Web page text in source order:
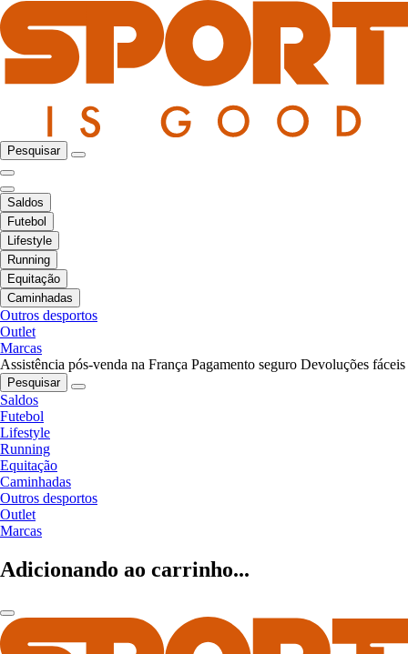
Pesquisar
Saldos
Futebol
Lifestyle
Running
Equitação
Caminhadas
Outros desportos
Outlet
Marcas
Assistência pós-venda na França Pagamento seguro Devoluções fáceis
Pesquisar
Saldos
Futebol
Lifestyle
Running
Equitação
Caminhadas
Outros desportos
Outlet
Marcas
Adicionando ao carrinho...